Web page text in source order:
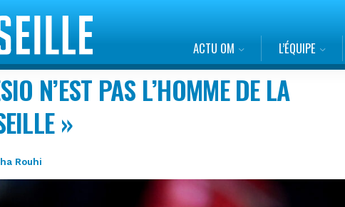
ACTU OM L’ÉQUIPE
N’EST PAS L’HOMME DE LA
»
Rouhi